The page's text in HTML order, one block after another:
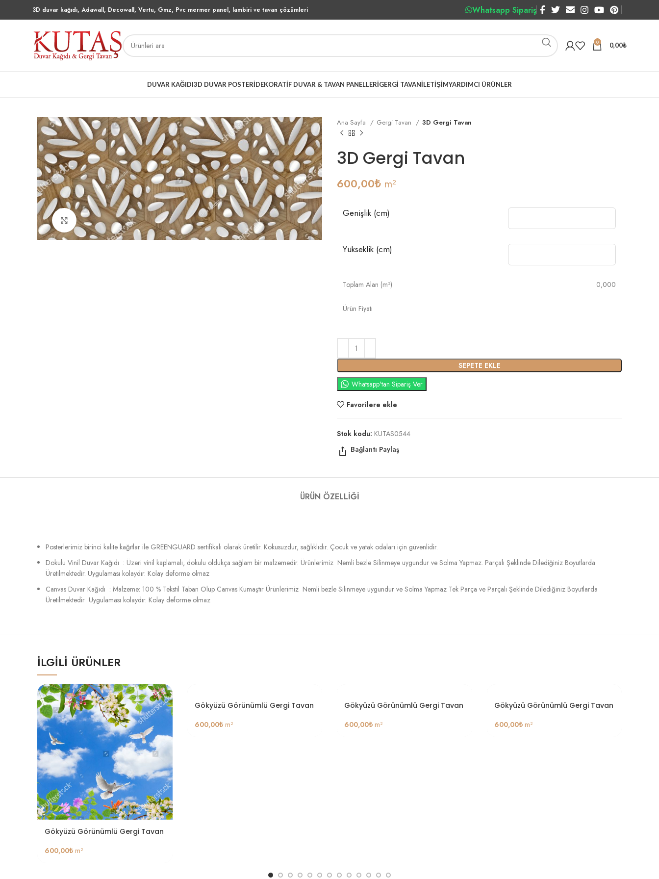
3D duvar kağıdı, Adawall, Decowall, Vertu, Gmz, Pvc mermer panel, lambiri ve tavan çözümleri Whatsapp Sipariş
0 0,00₺
DUVAR KAĞIDI3D DUVAR POSTERIDEKORATIF DUVAR & TAVAN PANELLERIGERGI TAVANİLETIŞIMYARDIMCI ÜRÜNLER
Büyütmek için tıklayın
Ana Sayfa Gergi Tavan 3D Gergi Tavan
3D Gergi Tavan
600,00₺m²
Genişlik (cm)
Yükseklik (cm)
Toplam Alan (m²) 0,000
Ürün Fiyatı
SEPETE EKLE
Whatsapp'tan Sipariş Ver
Favorilere ekle
Stok kodu: KUTAS0544
ÜRÜN ÖZELLIĞI
Posterlerimiz birinci kalite kağıtlar ile GREENGUARD sertifikalı olarak üretilir. Kokusuzdur, sağlıklıdır. Çocuk ve yatak odaları için güvenlidir.
Dokulu Vinil Duvar Kağıdı : Üzeri vinil kaplamalı, dokulu oldukça sağlam bir malzemedir. Ürünlerimiz Nemli bezle Silinmeye uygundur ve Solma Yapmaz. Parçalı Şeklinde Dilediğiniz Boyutlarda
Üretilmektedir. Uygulaması kolaydır. Kolay deforme olmaz
Canvas Duvar Kağıdı : Malzeme: 100 % Tekstil Taban Olup Canvas Kumaştır Ürünlerimiz Nemli bezle Silinmeye uygundur ve Solma Yapmaz Tek Parça ve Parçalı Şeklinde Dilediğiniz Boyutlarda
Üretilmektedir Uygulaması kolaydır. Kolay deforme olmaz
İLGILI ÜRÜNLER
Gökyüzü Görünümlü Gergi Tavan
600,00₺ m²
Gökyüzü Görünümlü Gergi Tavan
600,00₺m²
Gökyüzü Görünümlü Gergi Tavan
600,00₺ m²
Gökyüzü Görünümlü Gergi Tavan
600,00₺m²